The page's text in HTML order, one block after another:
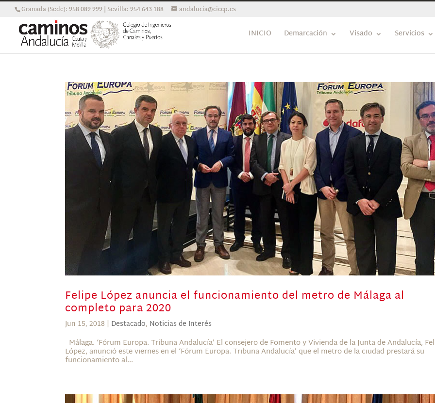
Granada (Sede): 958 089 999 | Sevilla: 954 643 188 andalucia@ciccp.es
INICIO Demarcación Visado Servicios
Felipe López anuncia el funcionamiento del metro de Málaga al
completo para 2020
Jun 15, 2018 | Destacado, Noticias de Interés
Málaga. ‘Fórum Europa. Tribuna Andalucía’ El consejero de Fomento y Vivienda de la Junta de Andalucía,
López, anunció este viernes en el ‘Fórum Europa. Tribuna Andalucía’ que el metro de la ciudad prestará su
funcionamiento al...